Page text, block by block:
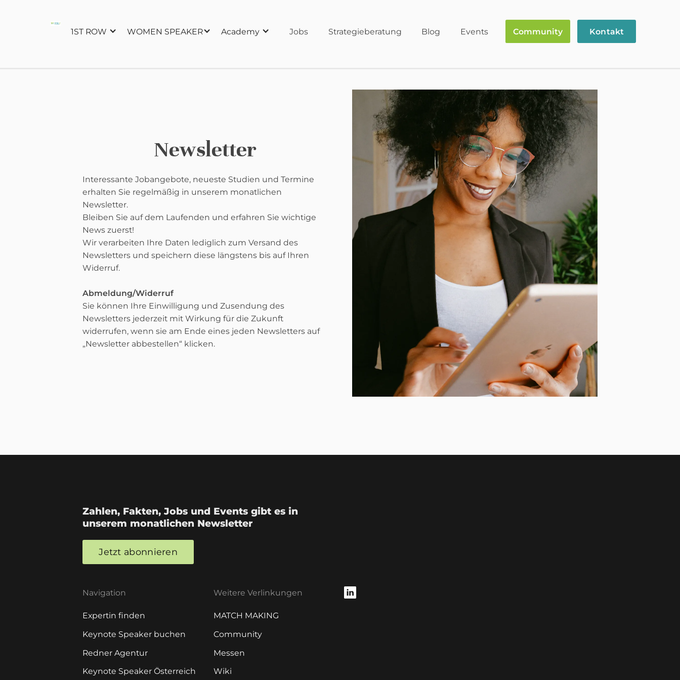
1ST ROW WOMEN SPEAKER Academy Jobs Strategieberatung Blog Events Community Kontakt
Newsletter
Interessante Jobangebote, neueste Studien und Termine
erhalten Sie regelmäßig in unserem monatlichen
Newsletter.
Bleiben Sie auf dem Laufenden und erfahren Sie wichtige
News zuerst!
Wir verarbeiten Ihre Daten lediglich zum Versand des
Newsletters und speichern diese längstens bis auf Ihren
Widerruf.
Abmeldung/Widerruf
Sie können Ihre Einwilligung und Zusendung des
Newsletters jederzeit mit Wirkung für die Zukunft
widerrufen, wenn sie am Ende eines jeden Newsletters auf
„Newsletter abbestellen“ klicken.
Zahlen, Fakten, Jobs und Events gibt es in
unserem monatlichen Newsletter
Jetzt abonnieren
Navigation
Expertin finden
Keynote Speaker buchen
Redner Agentur
Keynote Speaker Österreich
Weitere Verlinkungen
MATCH MAKING
Community
Messen
Wiki